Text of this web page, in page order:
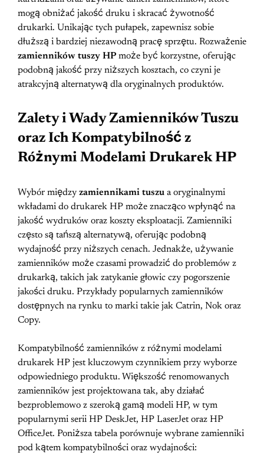
mogą obniżać jakość druku i skracać żywotność
drukarki. Unikając tych pułapek, zapewnisz sobie
dłuższą i bardziej niezawodną pracę sprzętu. Rozważenie
zamienników tuszy HP może być korzystne, oferując
podobną jakość przy niższych kosztach, co czyni je
atrakcyjną alternatywą dla oryginalnych produktów.
Zalety i Wady Zamienników Tuszu
oraz Ich Kompatybilność z
Różnymi Modelami Drukarek HP
Wybór między zamiennikami tuszu a oryginalnymi
wkładami do drukarek HP może znacząco wpłynąć na
jakość wydruków oraz koszty eksploatacji. Zamienniki
często są tańszą alternatywą, oferując podobną
wydajność przy niższych cenach. Jednakże, używanie
zamienników może czasami prowadzić do problemów z
drukarką, takich jak zatykanie głowic czy pogorszenie
jakości druku. Przykłady popularnych zamienników
dostępnych na rynku to marki takie jak Catrin, Nok oraz
Copy.
Kompatybilność zamienników z różnymi modelami
drukarek HP jest kluczowym czynnikiem przy wyborze
odpowiedniego produktu. Większość renomowanych
zamienników jest projektowana tak, aby działać
bezproblemowo z szeroką gamą modeli HP, w tym
popularnymi serii HP DeskJet, HP LaserJet oraz HP
OfficeJet. Poniższa tabela porównuje wybrane zamienniki
pod kątem kompatybilności oraz wydajności: